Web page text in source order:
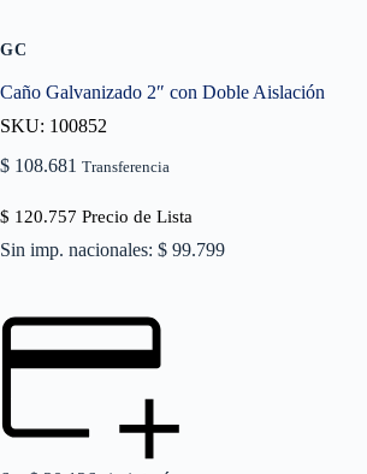
GC
Caño Galvanizado 2″ con Doble Aislación
SKU: 100852
$ 108.681 Transferencia
$ 120.757 Precio de Lista
Sin imp. nacionales: $ 99.799